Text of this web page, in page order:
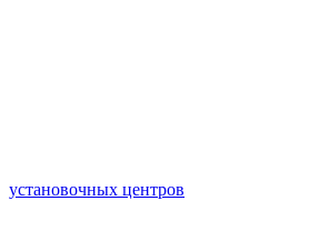
установочных центров